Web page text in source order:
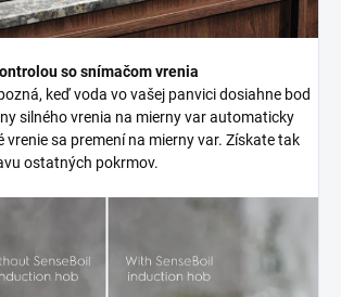
so snímačom vrenia
keď voda vo vašej panvici dosiahne bod
silného vrenia na mierny var automaticky
vrenie sa premení na mierny var. Získate tak
ostatných pokrmov.